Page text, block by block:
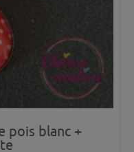
pois blanc +